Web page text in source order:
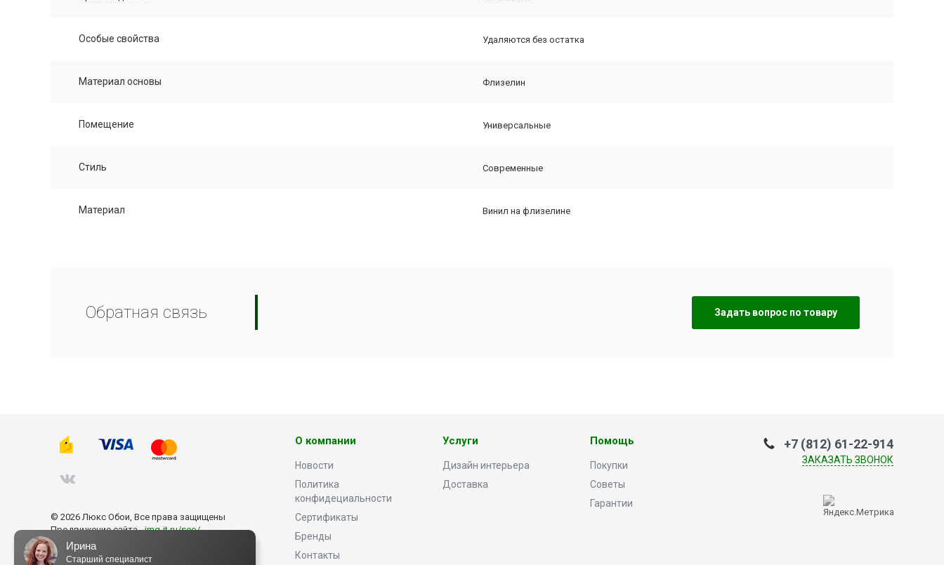
Особые свойства Удаляются без остатка
Материал основы Флизелин
Помещение Универсальные
Стиль Современные
Материал Винил на флизелине
Обратная связь Задать вопрос по товару
© 2026 Люкс Обои, Все права защищены
Продвижение сайта -img-it.ru/seo/
О компании
Новости
Политика
конфидециальности
Сертификаты
Бренды
Контакты
Услуги
Дизайн интерьера
Доставка
Помощь
Покупки
Советы
Гарантии
+7 (812) 61-22-914
ЗАКАЗАТЬ ЗВОНОК
Ирина
Старший специалист